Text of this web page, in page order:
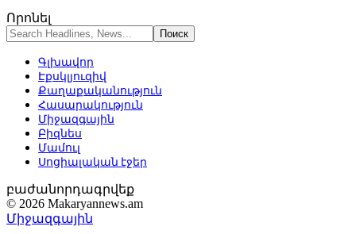
Որոնել
Գլխավոր
Էքսկլյուզիվ
Քաղաքականություն
Հասարակություն
Միջազգային
Բիզնես
Մամուլ
Սոցիալական էջեր
բաժանորդագրվեք
© 2026 Makaryannews.am
Միջազգային